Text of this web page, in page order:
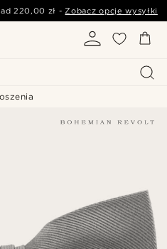
220,00 zł -Zobacz opcje wysyłki